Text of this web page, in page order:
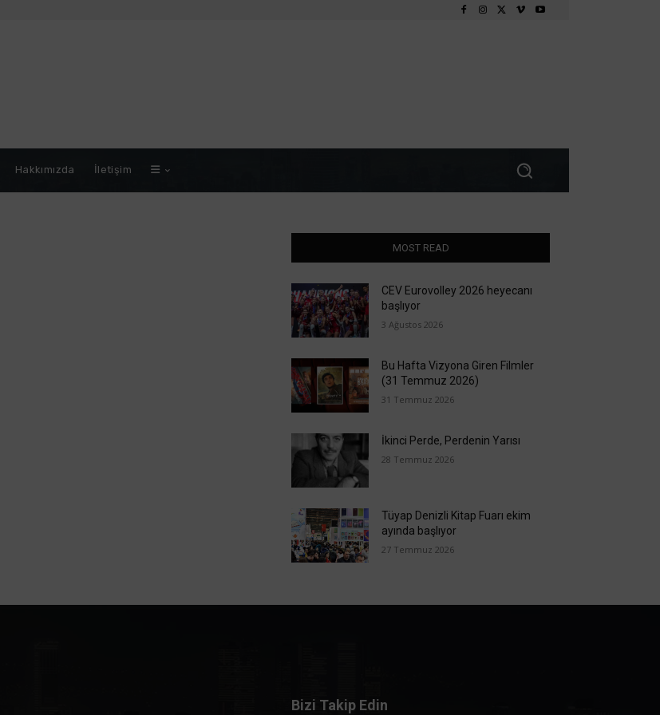
Hakkımızda İletişim
MOST READ
CEV Eurovolley 2026 heyecanı
başlıyor
3 Ağustos 2026
Bu Hafta Vizyona Giren Filmler
(31 Temmuz 2026)
31 Temmuz 2026
İkinci Perde, Perdenin Yarısı
28 Temmuz 2026
Tüyap Denizli Kitap Fuarı ekim
ayında başlıyor
27 Temmuz 2026
Bizi Takip Edin